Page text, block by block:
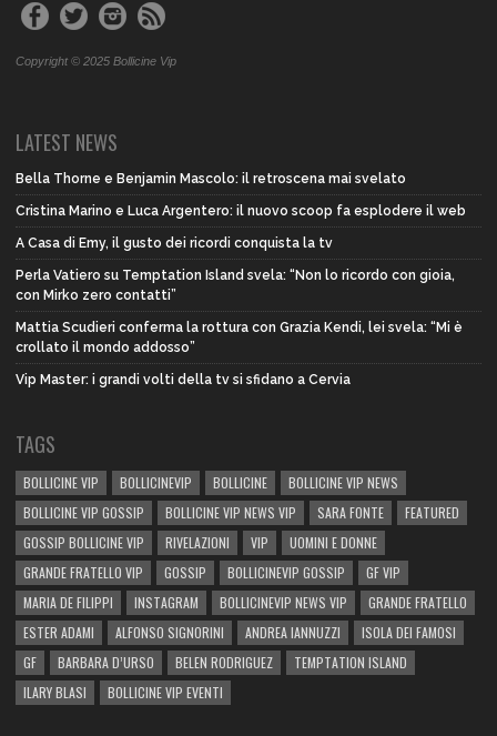
Copyright © 2025 Bollicine Vip
LATEST NEWS
Bella Thorne e Benjamin Mascolo: il retroscena mai svelato
Cristina Marino e Luca Argentero: il nuovo scoop fa esplodere il web
A Casa di Emy, il gusto dei ricordi conquista la tv
Perla Vatiero su Temptation Island svela: “Non lo ricordo con gioia,
con Mirko zero contatti”
Mattia Scudieri conferma la rottura con Grazia Kendi, lei svela: “Mi è
crollato il mondo addosso”
Vip Master: i grandi volti della tv si sfidano a Cervia
TAGS
BOLLICINE VIP BOLLICINEVIP BOLLICINE
BOLLICINE VIP NEWS
BOLLICINE VIP GOSSIP
BOLLICINE VIP NEWS VIP SARA FONTE
FEATURED
GOSSIP BOLLICINE VIP
RIVELAZIONI VIP
UOMINI E DONNE
GRANDE FRATELLO VIP
GOSSIP BOLLICINEVIP GOSSIP
GF VIP
MARIA DE FILIPPI
INSTAGRAM BOLLICINEVIP NEWS VIP
GRANDE FRATELLO
ESTER ADAMI
ALFONSO SIGNORINI ANDREA IANNUZZI
ISOLA DEI FAMOSI
GF
BARBARA D’URSO BELEN RODRIGUEZ
TEMPTATION ISLAND
ILARY BLASI
BOLLICINE VIP EVENTI